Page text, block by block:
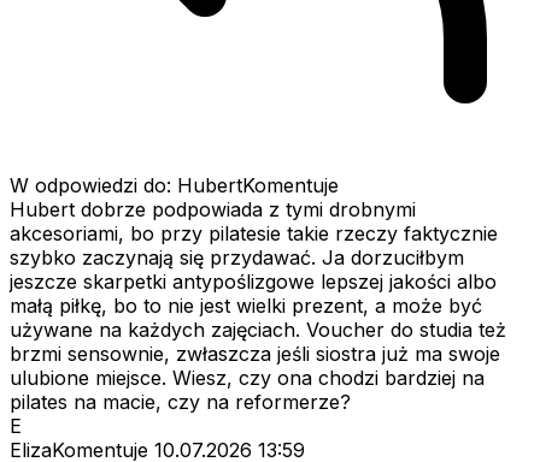
W odpowiedzi do: HubertKomentuje
Hubert dobrze podpowiada z tymi drobnymi
akcesoriami, bo przy pilatesie takie rzeczy faktycznie
szybko zaczynają się przydawać. Ja dorzuciłbym
jeszcze skarpetki antypoślizgowe lepszej jakości albo
małą piłkę, bo to nie jest wielki prezent, a może być
używane na każdych zajęciach. Voucher do studia też
brzmi sensownie, zwłaszcza jeśli siostra już ma swoje
ulubione miejsce. Wiesz, czy ona chodzi bardziej na
pilates na macie, czy na reformerze?
E
ElizaKomentuje 10.07.2026 13:59